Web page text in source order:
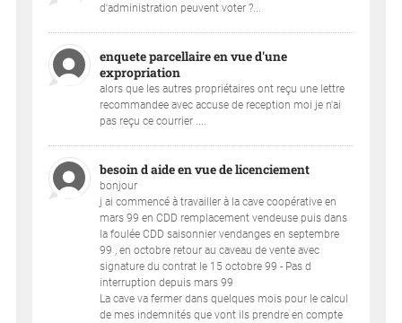
d'administration peuvent voter ?...
enquete parcellaire en vue d'une
expropriation
alors que les autres propriétaires ont reçu une lettre
recommandee avec accuse de reception moi je n'ai
pas reçu ce courrier ....
besoin d aide en vue de licenciement
bonjour
j ai commencé à travailler à la cave coopérative en
mars 99 en CDD remplacement vendeuse puis dans
la foulée CDD saisonnier vendanges en septembre
99 , en octobre retour au caveau de vente avec
signature du contrat le 15 octobre 99 - Pas d
interruption depuis mars 99
La cave va fermer dans quelques mois pour le calcul
de mes indemnités que vont ils prendre en compte